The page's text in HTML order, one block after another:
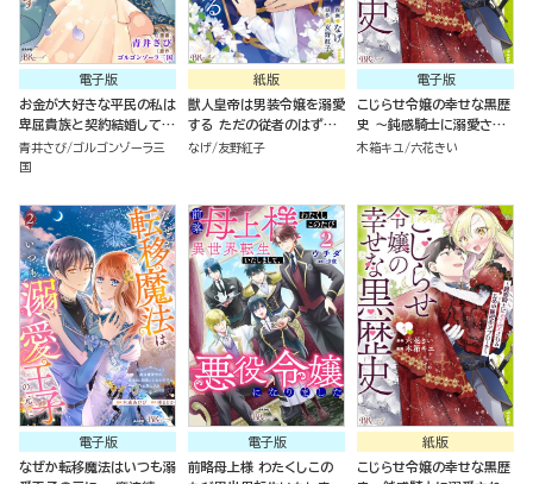
電子版
お金が大好きな平民の私は
卑屈貴族と契約結婚して愛
し愛されます コミック版
（4）
青井さび ゴルゴンゾーラ三
国
紙版
獣人皇帝は男装令嬢を溺愛
する ただの従者のはずで
すが！（１）
なげ 友野紅子
電子版
こじらせ令嬢の幸せな黒歴
史 ～鈍感騎士に溺愛され
るための秘密のアプローチ
木箱キユ 六花きい
電子版
なぜか転移魔法はいつも溺
電子版
前略母上様 わたくしこの
紙版
こじらせ令嬢の幸せな黒歴